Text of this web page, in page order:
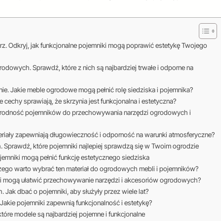
Odkryj, jak funkcjonalne pojemniki mogą poprawić estetykę Twojego
Sprawdź, które z nich są najbardziej trwałe i odporne na
Jakie meble ogrodowe mogą pełnić rolę siedziska i pojemnika?
sprawiają, że skrzynia jest funkcjonalna i estetyczna?
pojemników do przechowywania narzędzi ogrodowych i
zapewniają długowieczność i odporność na warunki atmosferyczne?
które pojemniki najlepiej sprawdzą się w Twoim ogrodzie
mogą pełnić funkcję estetycznego siedziska
warto wybrać ten materiał do ogrodowych mebli i pojemników?
ułatwić przechowywanie narzędzi i akcesoriów ogrodowych?
dbać o pojemniki, aby służyły przez wiele lat?
pojemniki zapewnią funkcjonalność i estetykę?
modele są najbardziej pojemne i funkcjonalne